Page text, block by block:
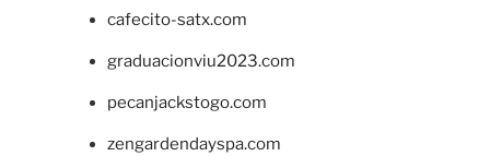
cafecito-satx.com
graduacionviu2023.com
pecanjackstogo.com
zengardendayspa.com